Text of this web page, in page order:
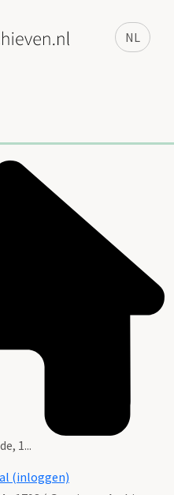
NL
1...
(inloggen)